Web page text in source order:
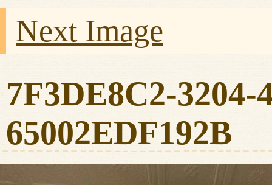
Next Image
7F3DE8C2-3204-
65002EDF192B